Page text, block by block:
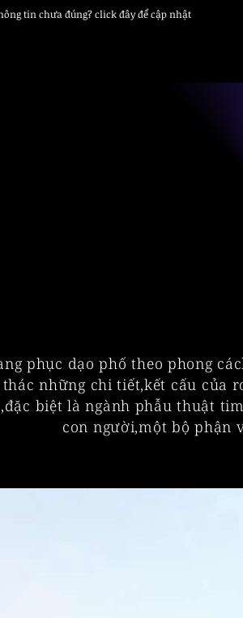
tin chưa đúng? click đây để cập nhật
phục dạo phố theo phong
những chi tiết,kết cấu của
biệt là ngành phẫu thuật
con người,một bộ phận